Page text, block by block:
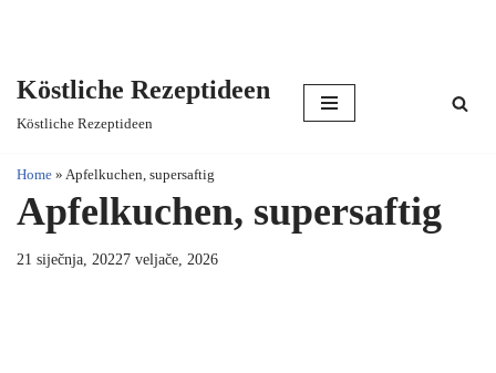
content
Köstliche Rezeptideen
Köstliche Rezeptideen
Home » Apfelkuchen, supersaftig
Apfelkuchen, supersaftig
21 siječnja, 20227 veljače, 2026